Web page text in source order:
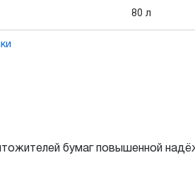
80 л
бумаг повышенной